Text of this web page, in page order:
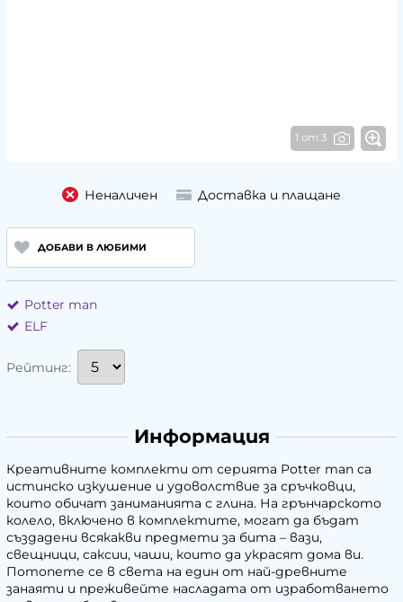
1 от 3
Неналичен Доставка и плащане
ДОБАВИ В ЛЮБИМИ
Potter man
ELF
Рейтинг:
Информация
Креативните комплекти от серията Potter man са
истинско изкушение и удоволствие за сръчковци,
които обичат заниманията с глина. На грънчарското
колело, включено в комплектите, могат да бъдат
създадени всякакви предмети за бита – вази,
свещници, саксии, чаши, които да украсят дома ви.
Потопете се в света на един от най-древните
занаяти и преживейте насладата от изработването